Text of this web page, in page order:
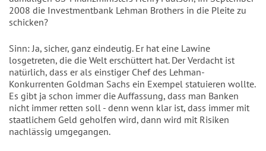
2008 die Investmentbank Lehman Brothers in die Pleite zu
schicken?
Sinn: Ja, sicher, ganz eindeutig. Er hat eine Lawine
losgetreten, die die Welt erschüttert hat. Der Verdacht ist
natürlich, dass er als einstiger Chef des Lehman-
Konkurrenten Goldman Sachs ein Exempel statuieren wollte.
Es gibt ja schon immer die Auffassung, dass man Banken
nicht immer retten soll - denn wenn klar ist, dass immer mit
staatlichem Geld geholfen wird, dann wird mit Risiken
nachlässig umgegangen.